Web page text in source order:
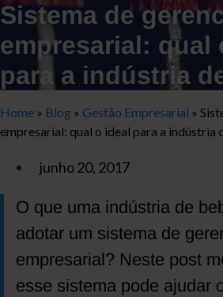
Sistema de
empresarial: qual
para a indústria
Home » Blog » Gestão Empresarial »
empresarial: qual o ideal para a indústria
junho 20, 2017
O que uma indústria de
adotar um sistema de
empresarial? Neste post
esse sistema pode ajudar